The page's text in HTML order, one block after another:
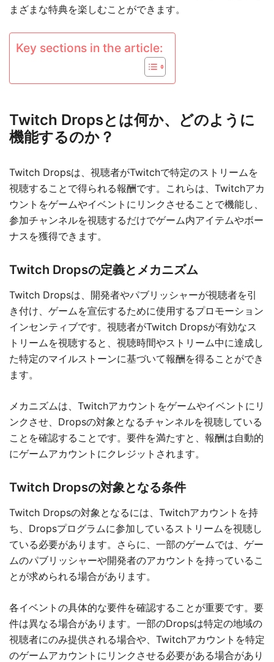
まざまな特典を楽しむことができます。
Key sections in the article:
Twitch Dropsとは何か、どのように
機能するのか？
Twitch Dropsは、視聴者がTwitchで特定のストリームを
視聴することで得られる報酬です。これらは、Twitchアカ
ウントをゲームやイベントにリンクさせることで機能し、
参加チャンネルを視聴するだけでゲーム内アイテムやボー
ナスを獲得できます。
Twitch Dropsの定義とメカニズム
Twitch Dropsは、開発者やパブリッシャーが視聴者を引
き付け、ゲームを宣伝するために使用するプロモーション
インセンティブです。視聴者がTwitch Dropsが有効なス
トリームを視聴すると、視聴時間やストリーム中に達成し
た特定のマイルストーンに基づいて報酬を得ることができ
ます。
メカニズムは、Twitchアカウントをゲームやイベントにリ
ンクさせ、Dropsの対象となるチャンネルを視聴している
ことを確認することです。要件を満たすと、報酬は自動的
にゲームアカウントにクレジットされます。
Twitch Dropsの対象となる条件
Twitch Dropsの対象となるには、Twitchアカウントを持
ち、Dropsプログラムに参加しているストリームを視聴し
ている必要があります。さらに、一部のゲームでは、ゲー
ムのパブリッシャーや開発者のアカウントを持っているこ
とが求められる場合があります。
各イベントの具体的な要件を確認することが重要です。要
件は異なる場合があります。一部のDropsは特定の地域の
視聴者にのみ提供される場合や、Twitchアカウントを特定
のゲームアカウントにリンクさせる必要がある場合があり